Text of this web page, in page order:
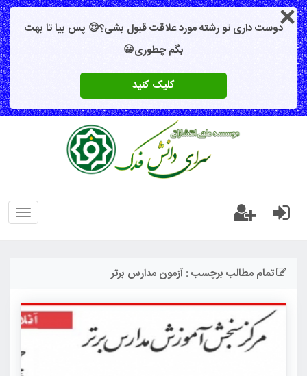
دوست داری تو رشته مورد علاقت قبول بشی؟😍 پس بیا تا بهت
بگم چطوری😀
کلیک کنید
تمام مطالب برچسب : آزمون مدارس برتر